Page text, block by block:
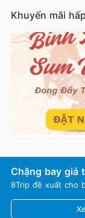
Khuyến mãi
Chặng bay giá
8Trip đề xuất cho